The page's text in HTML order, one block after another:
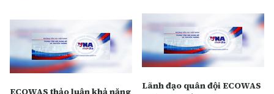
ECOWAS thảo luận khả năng
Lãnh đạo quân đội ECOWAS